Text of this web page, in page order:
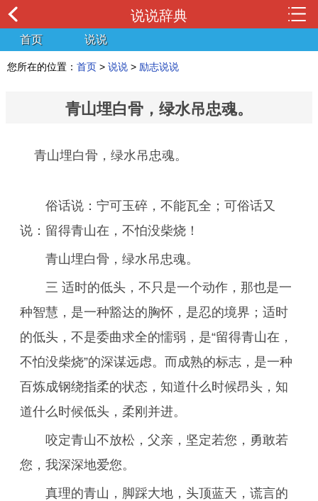
说说辞典
首页 说说
您所在的位置： 首页 > 说说 > 励志说说
青山埋白骨，绿水吊忠魂。
青山埋白骨，绿水吊忠魂。
俗话说：宁可玉碎，不能瓦全；可俗话又
说：留得青山在，不怕没柴烧！­
青山埋白骨，绿水吊忠魂。
三 适时的低头，不只是一个动作，那也是一
种智慧，是一种豁达的胸怀，是忍的境界；适时
的低头，不是委曲求全的懦弱，是“留得青山在，
不怕没柴烧”的深谋远虑。而成熟的标志，是一种
百炼成钢绕指柔的状态，知道什么时候昂头，知
道什么时候低头，柔刚并进。
咬定青山不放松，父亲，坚定若您，勇敢若
您，我深深地爱您。
真理的青山，脚踩大地，头顶蓝天，谎言的